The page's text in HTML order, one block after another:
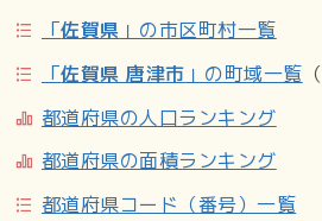
「佐賀県 」の市区町村一覧
「佐賀県 唐津市 」の町域一覧
都道府県の人口ランキング
都道府県の面積ランキング
都道府県コード（番号）一覧